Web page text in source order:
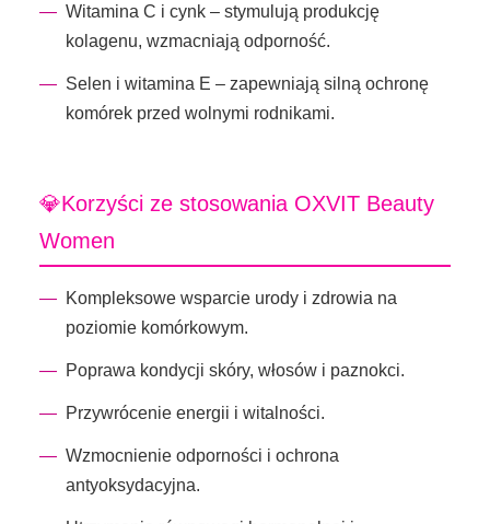
Witamina C i cynk – stymulują produkcję
kolagenu, wzmacniają odporność.
Selen i witamina E – zapewniają silną ochronę
komórek przed wolnymi rodnikami.
💎Korzyści ze stosowania OXVIT Beauty
Women
Kompleksowe wsparcie urody i zdrowia na
poziomie komórkowym.
Poprawa kondycji skóry, włosów i paznokci.
Przywrócenie energii i witalności.
Wzmocnienie odporności i ochrona
antyoksydacyjna.